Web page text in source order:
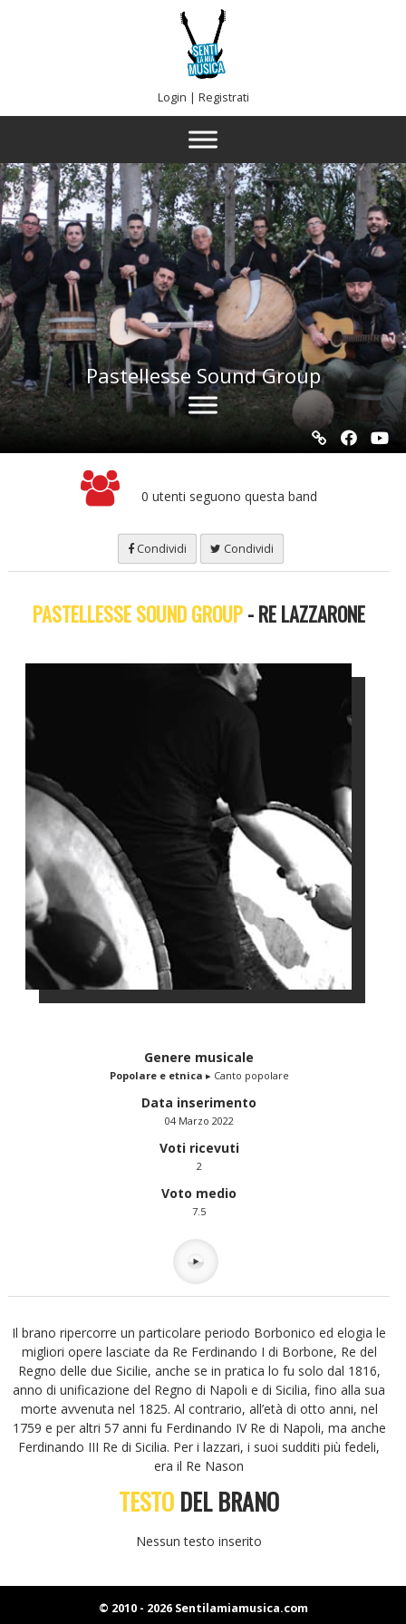
Login | Registrati
Pastellesse Sound Group
0 utenti seguono questa band
Condividi Condividi
PASTELLESSE SOUND GROUP- RE LAZZARONE
Genere musicale
Popolare e etnica ▸ Canto popolare
Data inserimento
04 Marzo 2022
Voti ricevuti
2
Voto medio
7.5
Il brano ripercorre un particolare periodo Borbonico ed elogia le
migliori opere lasciate da Re Ferdinando I di Borbone, Re del
Regno delle due Sicilie, anche se in pratica lo fu solo dal 1816,
anno di unificazione del Regno di Napoli e di Sicilia, fino alla sua
morte avvenuta nel 1825. Al contrario, all’età di otto anni, nel
1759 e per altri 57 anni fu Ferdinando IV Re di Napoli, ma anche
Ferdinando III Re di Sicilia. Per i lazzari, i suoi sudditi più fedeli,
era il Re Nason
TESTO DEL BRANO
Nessun testo inserito
© 2010 - 2026 Sentilamiamusica.com